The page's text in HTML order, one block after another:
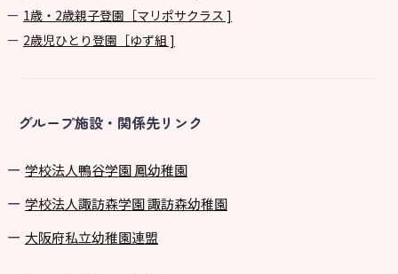
1歳・2歳親子登園［マリポサクラス ]
2歳児ひとり登園［ゆず組 ]
グループ施設・関係先リンク
学校法⼈鴨⾕学園 鳳幼稚園
学校法⼈諏訪森学園 諏訪森幼稚園
⼤阪府私⽴幼稚園連盟